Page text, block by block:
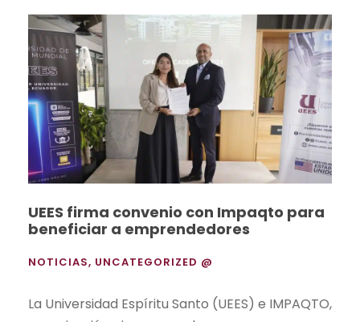
UEES firma convenio con Impaqto para
beneficiar a emprendedores
NOTICIAS, UNCATEGORIZED @
La Universidad Espíritu Santo (UEES) e IMPAQTO,